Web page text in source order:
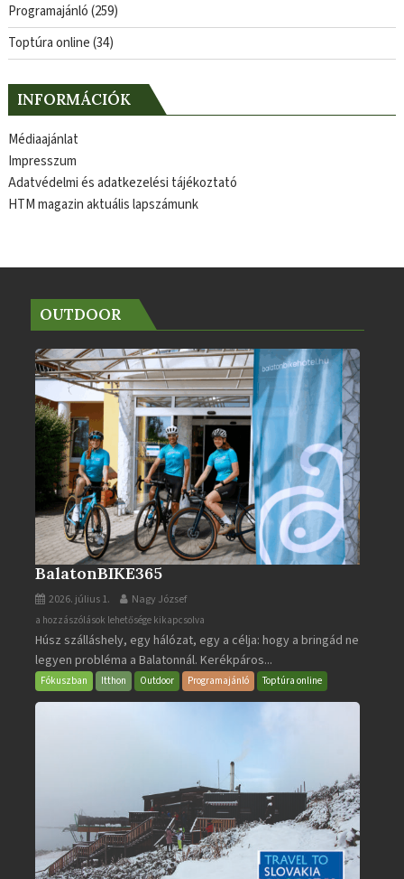
Programajánló(259)
Toptúra online(34)
INFORMÁCIÓK
Médiaajánlat
Impresszum
Adatvédelmi és adatkezelési tájékoztató
HTM magazin aktuális lapszámunk
OUTDOOR
BalatonBIKE365
2026. július 1. Nagy József
BalatonBIKE365
bejegyzéshez
a hozzászólások lehetősége kikapcsolva
Húsz szálláshely, egy hálózat, egy a célja: hogy a bringád ne
legyen probléma a Balatonnál. Kerékpáros...
Fókuszban Itthon Outdoor Programajánló Toptúra online